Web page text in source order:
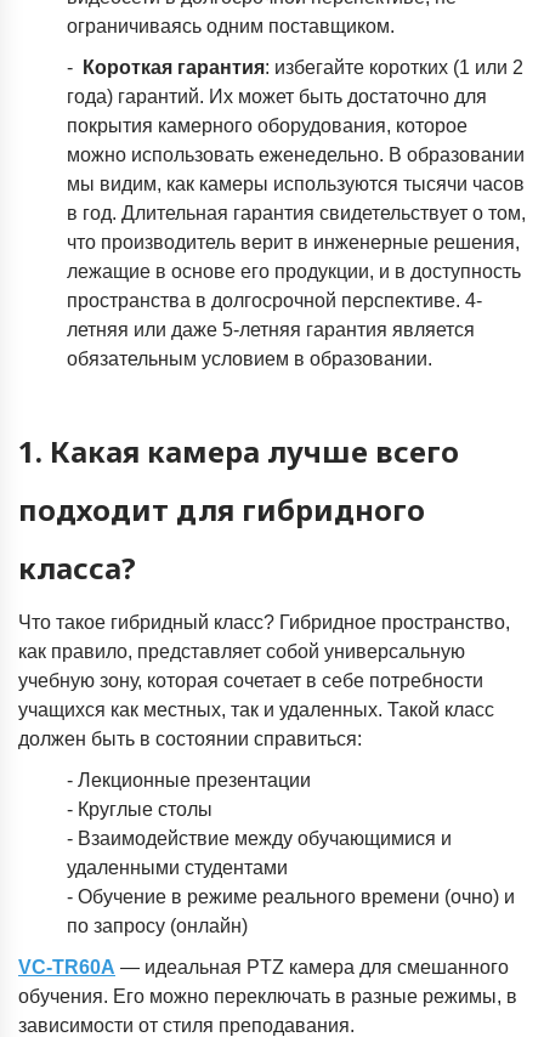
ограничиваясь одним поставщиком.
-
Короткая гарантия: избегайте коротких (1 или 2
года) гарантий. Их может быть достаточно для
покрытия камерного оборудования, которое
можно использовать еженедельно. В образовании
мы видим, как камеры используются тысячи часов
в год. Длительная гарантия свидетельствует о том,
что производитель верит в инженерные решения,
лежащие в основе его продукции, и в доступность
пространства в долгосрочной перспективе. 4-
летняя или даже 5-летняя гарантия является
обязательным условием в образовании.
1. Какая камера лучше всего
подходит для гибридного
класса?
Что такое гибридный класс? Гибридное пространство,
как правило, представляет собой универсальную
учебную зону, которая сочетает в себе потребности
учащихся как местных, так и удаленных. Такой класс
должен быть в состоянии справиться:
- Лекционные презентации
- Круглые столы
- Взаимодействие между обучающимися и
удаленными студентами
- Обучение в режиме реального времени (очно) и
по запросу (онлайн)
VC-TR60A — идеальная PTZ камера для смешанного
обучения. Его можно переключать в разные режимы, в
зависимости от стиля преподавания.